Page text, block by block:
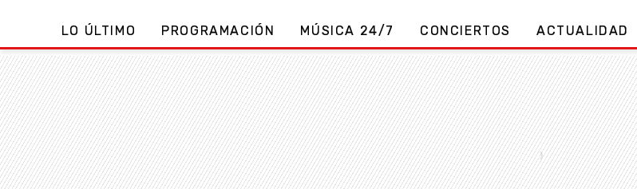
LO ÚLTIMO PROGRAMACIÓN MÚSICA 24/7 CONCIERTOS ACTUALIDAD